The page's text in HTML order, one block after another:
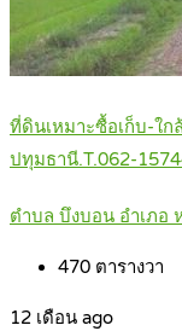
ที่ดินเหมาะซื้อเก็บ-ใ
ปทุมธานี.T.062-
ตำบล บึงบอน อำเภอ
470 ตารางวา
12 เดือน ago